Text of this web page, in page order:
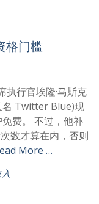
格门槛
执行官埃隆·马斯克
名 Twitter Blue)现
费。 不过，他补
数才算在内，否则
More …